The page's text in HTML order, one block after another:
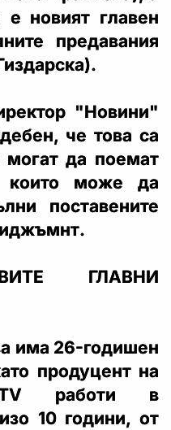
новият главен
предавания
"Новини"
че това са
могат да поемат
които може да
поставените
ГЛАВНИ
има 26-годишен
продуцент на
работи в
10 години, от